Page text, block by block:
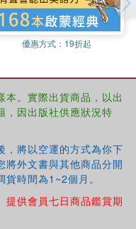
優惠方式： 19折起
本。實際出貨商品，以出
，因出版社供應狀況特
，將以空運的方式為你下
將外文書與其他商品分開
時間為1~2個月。
提供會員七日商品鑑賞期